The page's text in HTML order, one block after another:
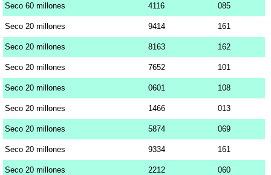
Seco 60 millones 4116 085
Seco 20 millones 9414 161
Seco 20 millones 8163 162
Seco 20 millones 7652 101
Seco 20 millones 0601 108
Seco 20 millones 1466 013
Seco 20 millones 5874 069
Seco 20 millones 9334 161
Seco 20 millones 2212 060